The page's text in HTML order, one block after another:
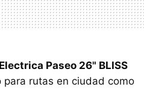
Paseo 26" BLISS
rutas en ciudad como